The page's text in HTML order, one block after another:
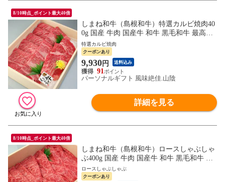
8/10時点_ポイント最大40倍
しまね和牛（島根和牛）特選カルビ焼肉40
0g 国産 牛肉 国産牛 和牛 黒毛和牛 最高級
特選 厳選 送料無料（北海道・沖縄を除
く）
特選カルビ焼肉
クーポンあり
9,930円 送料込み
91
パーソナルギフト 風味絶佳.山陰
詳細を見る
8/10時点_ポイント最大40倍
しまね和牛（島根和牛）ロースしゃぶしゃ
ぶ400g 国産 牛肉 国産牛 和牛 黒毛和牛 最
高級 特選 厳選 送料無料（北海道・沖縄を
除く）
ロースしゃぶしゃぶ
クーポンあり